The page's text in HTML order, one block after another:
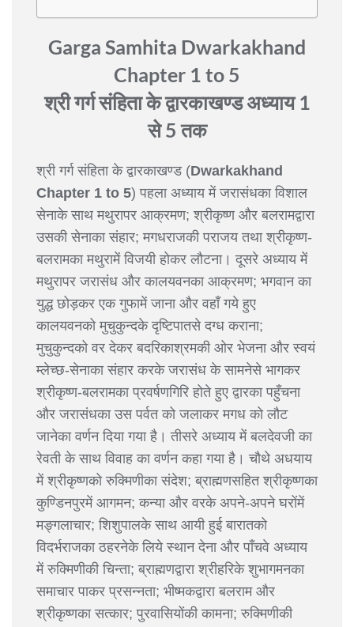
Garga Samhita Dwarkakhand
Chapter 1 to 5
श्री गर्ग संहिता के द्वारकाखण्ड अध्याय 1
से 5 तक
श्री गर्ग संहिता के द्वारकाखण्ड (Dwarkakhand
Chapter 1 to 5) पहला अध्याय में जरासंधका विशाल
सेनाके साथ मथुरापर आक्रमण; श्रीकृष्ण और बलरामद्वारा
उसकी सेनाका संहार; मगधराजकी पराजय तथा श्रीकृष्ण-
बलरामका मथुरामें विजयी होकर लौटना। दूसरे अध्याय में
मथुरापर जरासंध और कालयवनका आक्रमण; भगवान का
युद्ध छोड़कर एक गुफामें जाना और वहाँ गये हुए
कालयवनको मुचुकुन्दके दृष्टिपातसे दग्ध कराना;
मुचुकुन्दको वर देकर बदरिकाश्रमकी ओर भेजना और स्वयं
म्लेच्छ-सेनाका संहार करके जरासंध के सामनेसे भागकर
श्रीकृष्ण-बलरामका प्रवर्षणगिरि होते हुए द्वारका पहुँचना
और जरासंधका उस पर्वत को जलाकर मगध को लौट
जानेका वर्णन दिया गया है। तीसरे अध्याय में बलदेवजी का
रेवती के साथ विवाह का वर्णन कहा गया है। चौथे अधयाय
में श्रीकृष्णको रुक्मिणीका संदेश; ब्राह्मणसहित श्रीकृष्णका
कुण्डिनपुरमें आगमन; कन्या और वरके अपने-अपने घरोंमें
मङ्गलाचार; शिशुपालके साथ आयी हुई बारातको
विदर्भराजका ठहरनेके लिये स्थान देना और पाँचवे अध्याय
में रुक्मिणीकी चिन्ता; ब्राह्मणद्वारा श्रीहरिके शुभागमनका
समाचार पाकर प्रसन्नता; भीष्मकद्वारा बलराम और
श्रीकृष्णका सत्कार; पुरवासियोंकी कामना; रुक्मिणीकी